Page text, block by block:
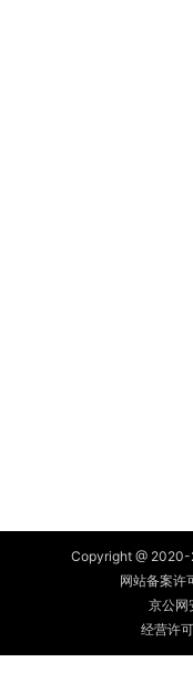
Copyright @ 2020-
网站备案许
京公网
经营许